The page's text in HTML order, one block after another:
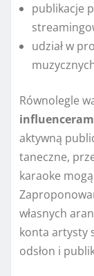
publikacje
udział w
Równolegle
aktywną
taneczne,
karaoke
własnych
konta artysty
odsłon i